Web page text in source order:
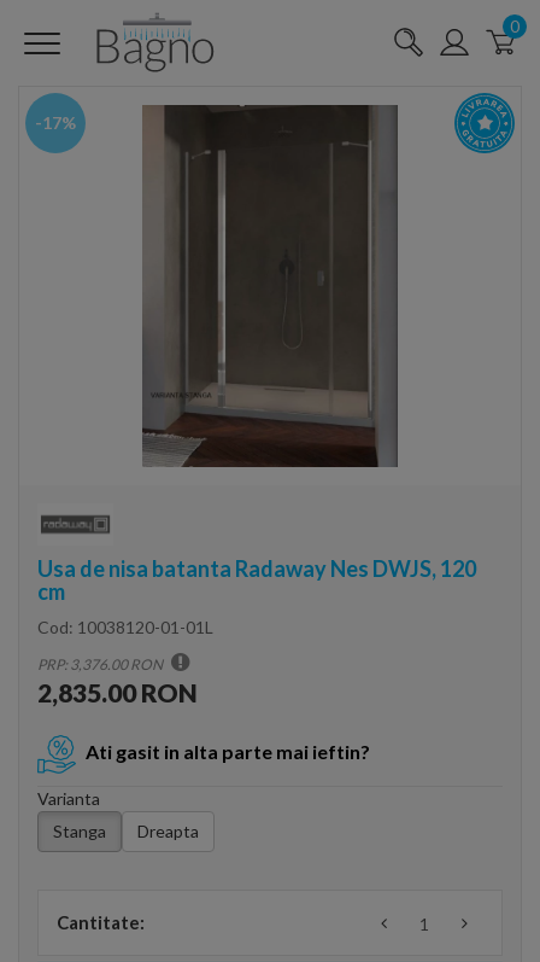
0
-17%
Usa de nisa batanta Radaway Nes DWJS, 120
cm
Cod: 10038120-01-01L
PRP: 3,376.00 RON
2,835.00 RON
Ati gasit in alta parte mai ieftin?
Varianta
Stanga
Dreapta
Cantitate: